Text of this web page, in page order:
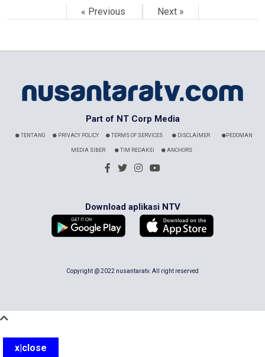
« Previous Next »
Part of NT Corp Media
TENTANG PRIVACY POLICY TERMS OF SERVICES DISCLAIMER PEDOMAN
MEDIA SIBER TIM REDAKSI ANCHORS
Download aplikasi NTV
Copyright @ 2022 nusantaratv. All right reserved
x|close